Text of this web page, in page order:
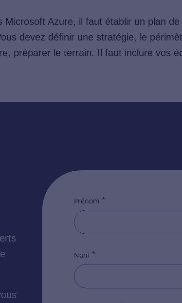
Azure, il faut établir un plan
devez définir une stratégie, le
préparer le terrain. Il faut inclure vos
Prénom *
Nom *